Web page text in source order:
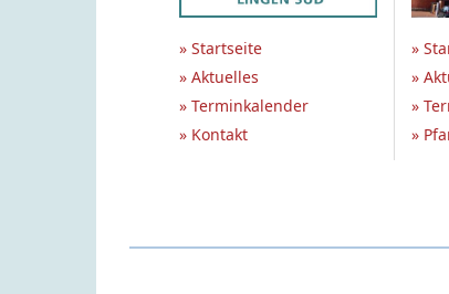
» Startseite
» Aktuelles
» Terminkalender
» Kontakt
»
»
»
»